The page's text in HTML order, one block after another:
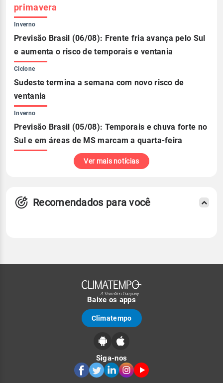
primavera
Inverno
Previsão Brasil (06/08): Frente fria avança pelo Sul
e aumenta o risco de temporais e ventania
Ciclone
Sudeste termina a semana com novo risco de
ventania
Inverno
Previsão Brasil (05/08): Temporais e chuva forte no
Sul e em áreas de MS marcam a quarta-feira
Ver mais notícias
Recomendados para você
Baixe os apps
Climatempo
Siga-nos